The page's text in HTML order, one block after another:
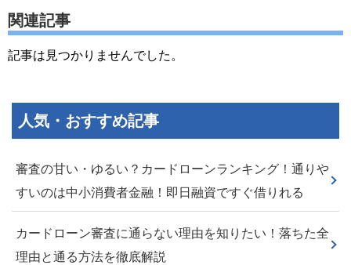
関連記事
記事は見つかりませんでした。
人気・おすすめ記事
審査の甘い・ゆるい？カードローンランキング！通りや
すいのは中小消費者金融！即日融資ですぐ借りれる
カードローン審査に通らない理由を知りたい！落ちた全
理由と通る方法を徹底解説